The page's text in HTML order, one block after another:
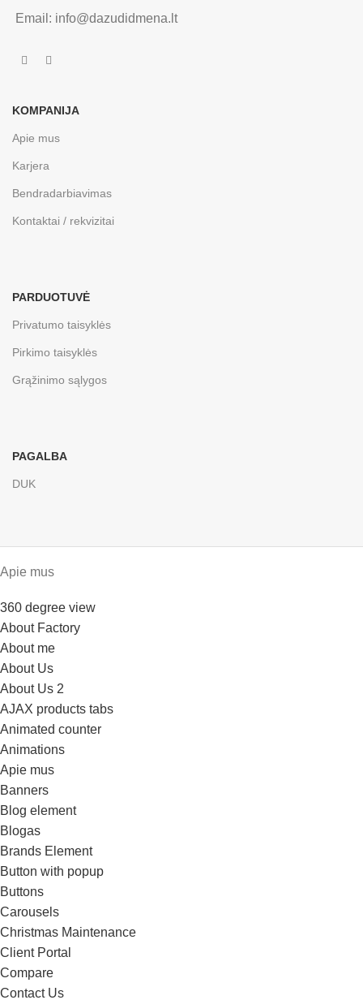
Email: info@dazudidmena.lt
KOMPANIJA
Apie mus
Karjera
Bendradarbiavimas
Kontaktai / rekvizitai
PARDUOTUVĖ
Privatumo taisyklės
Pirkimo taisyklės
Grąžinimo sąlygos
PAGALBA
DUK
Apie mus
360 degree view
About Factory
About me
About Us
About Us 2
AJAX products tabs
Animated counter
Animations
Apie mus
Banners
Blog element
Blogas
Brands Element
Button with popup
Buttons
Carousels
Christmas Maintenance
Client Portal
Compare
Contact Us